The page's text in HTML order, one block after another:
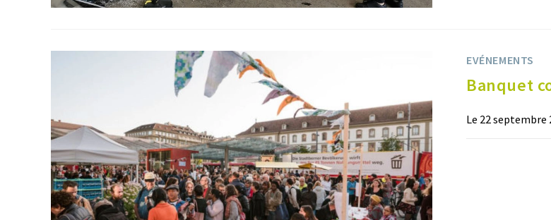
EVÉNEMENTS
Banquet
Le 22